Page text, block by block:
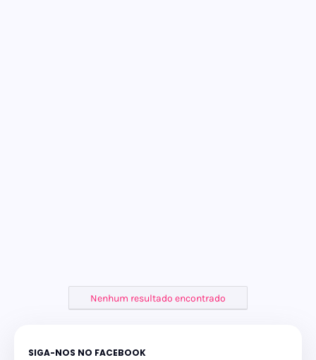
Nenhum resultado encontrado
SIGA-NOS NO FACEBOOK